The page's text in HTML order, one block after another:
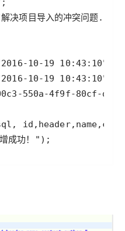
成功！");